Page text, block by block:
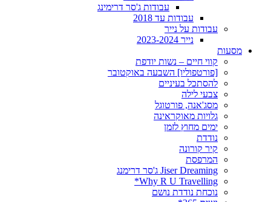
עבודות ג'סר דרימינג
עבודות עד 2018
עבודות על נייר
נייר 2023-2024
מסעות
קווי חיים – נשות יודפת
[פורטפוליו] השבעה באוקטובר
להסתכל בעיניים
צבעי לילה
מסג'אנה, פורטוגל
גלויות מאוקראינה
ימים מחוץ לזמן
נודדת
קיר קורונה
המרפסת
Jiser Dreaming ג'סר דרימנג
Why R U Travelling*
נוכחת נודדת נושם